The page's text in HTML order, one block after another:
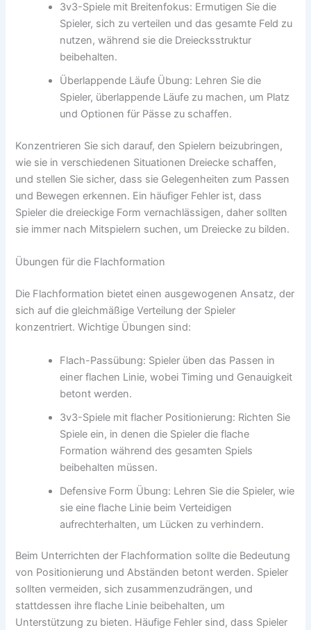
3v3-Spiele mit Breitenfokus: Ermutigen Sie die
Spieler, sich zu verteilen und das gesamte Feld zu
nutzen, während sie die Dreiecksstruktur
beibehalten.
Überlappende Läufe Übung: Lehren Sie die
Spieler, überlappende Läufe zu machen, um Platz
und Optionen für Pässe zu schaffen.
Konzentrieren Sie sich darauf, den Spielern beizubringen,
wie sie in verschiedenen Situationen Dreiecke schaffen,
und stellen Sie sicher, dass sie Gelegenheiten zum Passen
und Bewegen erkennen. Ein häufiger Fehler ist, dass
Spieler die dreieckige Form vernachlässigen, daher sollten
sie immer nach Mitspielern suchen, um Dreiecke zu bilden.
Übungen für die Flachformation
Die Flachformation bietet einen ausgewogenen Ansatz, der
sich auf die gleichmäßige Verteilung der Spieler
konzentriert. Wichtige Übungen sind:
Flach-Passübung: Spieler üben das Passen in
einer flachen Linie, wobei Timing und Genauigkeit
betont werden.
3v3-Spiele mit flacher Positionierung: Richten Sie
Spiele ein, in denen die Spieler die flache
Formation während des gesamten Spiels
beibehalten müssen.
Defensive Form Übung: Lehren Sie die Spieler, wie
sie eine flache Linie beim Verteidigen
aufrechterhalten, um Lücken zu verhindern.
Beim Unterrichten der Flachformation sollte die Bedeutung
von Positionierung und Abständen betont werden. Spieler
sollten vermeiden, sich zusammenzudrängen, und
stattdessen ihre flache Linie beibehalten, um
Unterstützung zu bieten. Häufige Fehler sind, dass Spieler